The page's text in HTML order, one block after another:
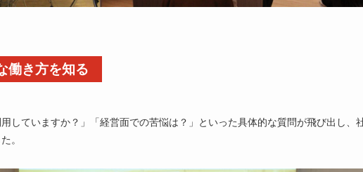
働き方を知る
していますか？」「経営面での苦悩は？」といった具体的な質問が飛び出し、
。